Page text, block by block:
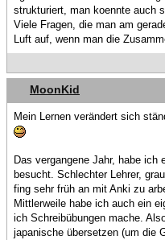
strukturiert, man koennte auch
Viele Fragen, die man am
Luft auf, wenn man die
MoonKid
Mein Lernen verändert sich
Das vergangene Jahr, habe ich
besucht. Schlechter Lehrer,
fing sehr früh an mit Anki zu
Mittlerweile habe ich auch ein
ich Schreibübungen mache.
japanische übersetzen (um die